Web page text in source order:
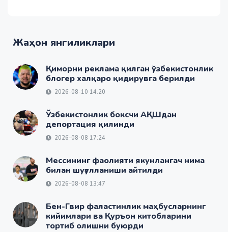
Жаҳон янгиликлари
Қиморни реклама қилган ўзбекистонлик
блогер халқаро қидирувга берилди
2026-08-10 14:20
Ўзбекистонлик боксчи АҚШдан
депортация қилинди
2026-08-08 17:24
Мессининг фаолияти якунлангач нима
билан шуғулланиши айтилди
2026-08-08 13:47
Бен-Гвир фаластинлик маҳбусларнинг
кийимлари ва Қуръон китобларини
тортиб олишни буюрди